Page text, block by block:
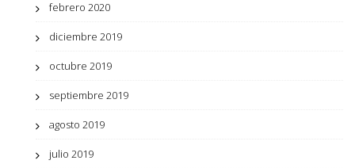
febrero 2020
diciembre 2019
octubre 2019
septiembre 2019
agosto 2019
julio 2019